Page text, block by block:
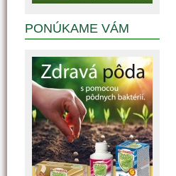
PONÚKAME VÁM